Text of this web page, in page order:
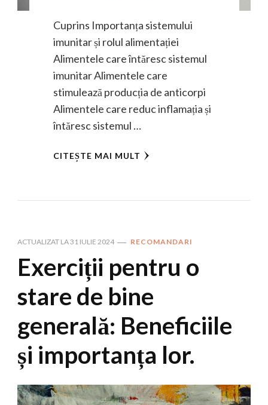
Cuprins Importanța sistemului
imunitar și rolul alimentației
Alimentele care întăresc sistemul
imunitar Alimentele care
stimulează producția de anticorpi
Alimentele care reduc inflamația și
întăresc sistemul …
CITEȘTE MAI MULT
ACTUALIZAT LA31 IULIE 2024 RECOMANDARI
Exerciții pentru o
stare de bine
generală: Beneficiile
și importanța lor.